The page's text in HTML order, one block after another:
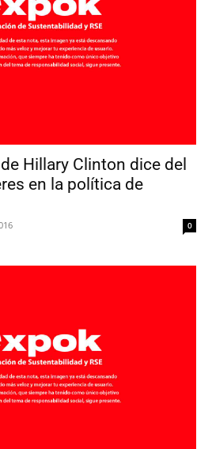
Hillary Clinton dice del
en la política de
0